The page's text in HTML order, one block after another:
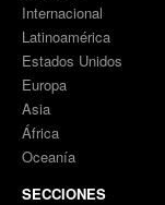
Internacional
Latinoamérica
Estados Unidos
Europa
Asia
África
Oceanía
SECCIONES